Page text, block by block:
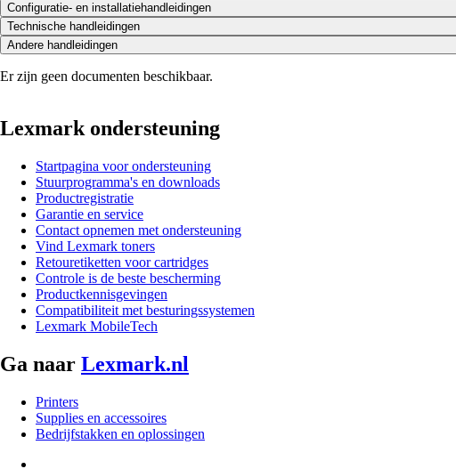
Configuratie- en installatiehandleidingen
Technische handleidingen
Andere handleidingen
Er zijn geen documenten beschikbaar.
Lexmark ondersteuning
Startpagina voor ondersteuning
Stuurprogramma's en downloads
Productregistratie
Garantie en service
Contact opnemen met ondersteuning
Vind Lexmark toners
Retouretiketten voor cartridges
Controle is de beste bescherming
Productkennisgevingen
Compatibiliteit met besturingssystemen
Lexmark MobileTech
Ga naar Lexmark.nl
Printers
Supplies en accessoires
Bedrijfstakken en oplossingen